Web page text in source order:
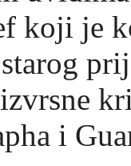
koji je
i